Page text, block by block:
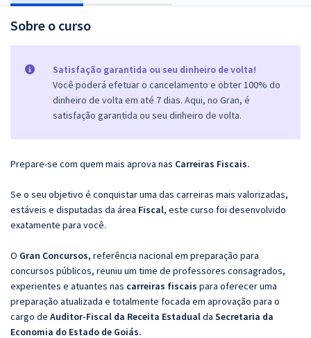
Sobre o curso
Satisfação garantida ou seu dinheiro de volta!
Você poderá efetuar o cancelamento e obter 100% do
dinheiro de volta em até 7 dias. Aqui, no Gran, é
satisfação garantida ou seu dinheiro de volta.
Prepare-se com quem mais aprova nas Carreiras Fiscais.
Se o seu objetivo é conquistar uma das carreiras mais valorizadas,
estáveis e disputadas da área Fiscal, este curso foi desenvolvido
exatamente para você.
O Gran Concursos, referência nacional em preparação para
concursos públicos, reuniu um time de professores consagrados,
experientes e atuantes nas carreiras fiscais para oferecer uma
preparação atualizada e totalmente focada em aprovação para o
cargo de Auditor-Fiscal da Receita Estadualda Secretaria da
Economia do Estado de Goiás.